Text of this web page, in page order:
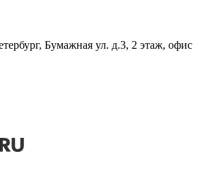
Бумажная ул. д.3, 2 этаж, офис